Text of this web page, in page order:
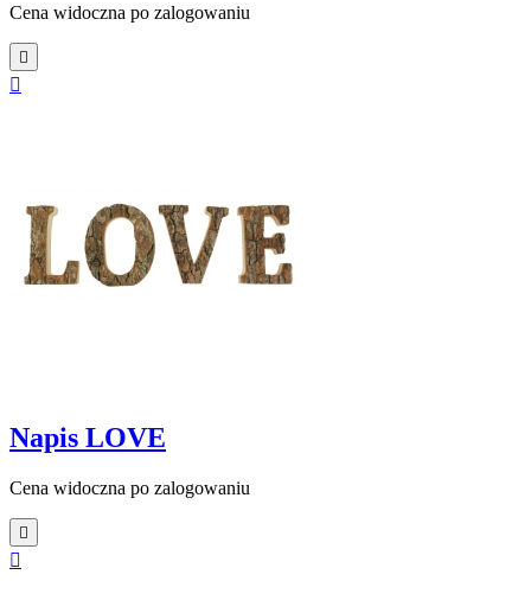
Cena widoczna po zalogowaniu


Napis LOVE
Cena widoczna po zalogowaniu

